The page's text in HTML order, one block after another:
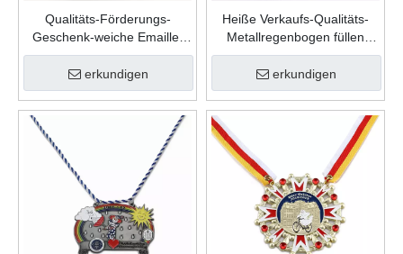
Qualitäts-Förderungs-
Geschenk-weiche Emaille-
kundenspezifische nette
Form-Zink-Legierungs-
Karnevalsnadel
erkundigen
Heiße Verkaufs-Qualitäts-
Metallregenbogen füllen
Farbe weiche Emaille-
kundenspezifische
Anstecknadel ein
erkundigen